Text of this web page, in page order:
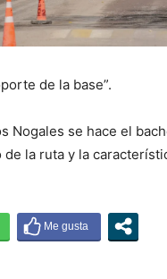
de la base”.
Nogales se hace el
la ruta y la